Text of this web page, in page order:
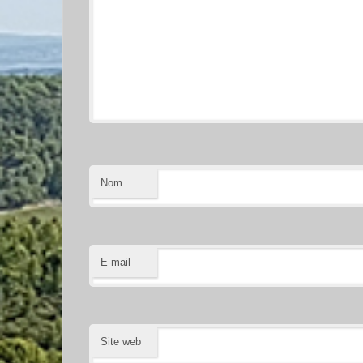
Nom
E-mail
Site web